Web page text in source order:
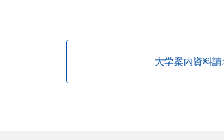
大学案内資料請